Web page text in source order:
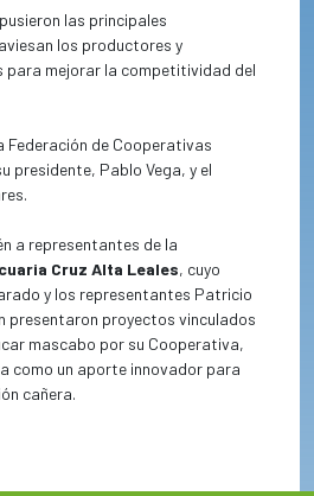
las principales
los productores y
mejorar la competitividad del
Federación de Cooperativas
presidente, Pablo Vega, y el
a representantes de la
Cruz Alta Leales, cuyo
y los representantes Patricio
presentaron proyectos vinculados
mascabo por su Cooperativa,
como un aporte innovador para
cañera.